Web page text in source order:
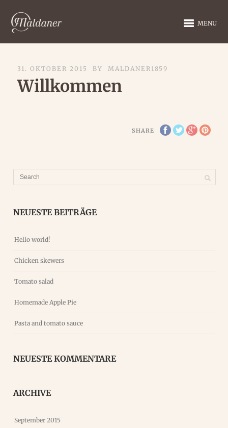
MENU
31. OKTOBER 2015 BY MALDANER1859
Willkommen
SHARE
NEUESTE BEITRÄGE
Hello world!
Chicken skewers
Tomato salad
Homemade Apple Pie
Pasta and tomato sauce
NEUESTE KOMMENTARE
ARCHIVE
September 2015